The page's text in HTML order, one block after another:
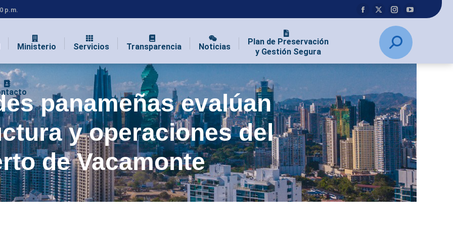
p.m.
Ministerio Servicios Transparencia Noticias
Plan de Preservación
y Gestión Segura
panameñas evalúan
y operaciones del
de Vacamonte